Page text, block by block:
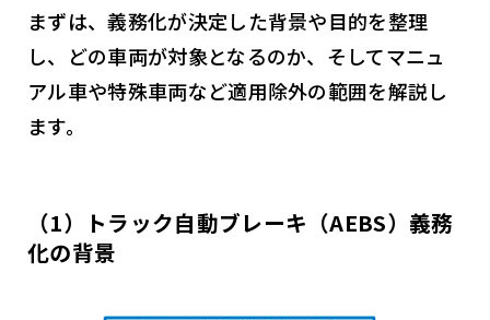
まずは、義務化が決定した背景や目的を整理
し、どの車両が対象となるのか、そしてマニュ
アル車や特殊車両など適用除外の範囲を解説し
ます。
（1）トラック自動ブレーキ（AEBS）義務
化の背景